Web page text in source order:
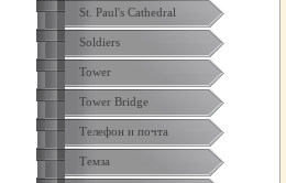
St. Paul's Cathedral
Soldiers
Tower
Tower Bridge
Телефон и почта
Темза